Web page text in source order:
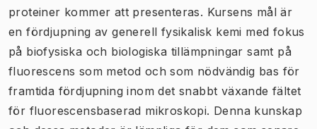
proteiner kommer att presenteras. Kursens mål är
en fördjupning av generell fysikalisk kemi med fokus
på biofysiska och biologiska tillämpningar samt på
fluorescens som metod och som nödvändig bas för
framtida fördjupning inom det snabbt växande fältet
för fluorescensbaserad mikroskopi. Denna kunskap